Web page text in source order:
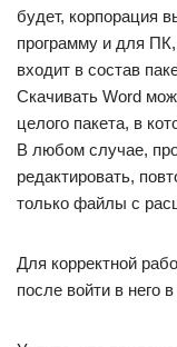
будет, корпорация
программу и для
входит в состав
Скачивать Word
целого пакета, в
В любом случае,
редактировать,
только файлы с
Для корректной
после войти в него